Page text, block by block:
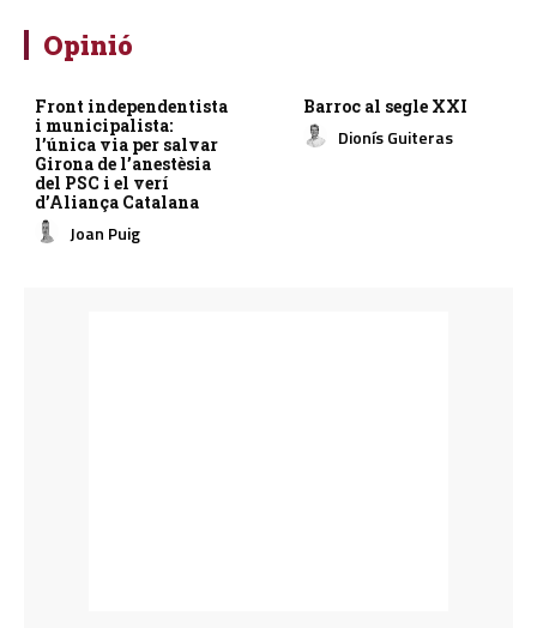
Opinió
Front independentista
i municipalista:
l’única via per salvar
Girona de l’anestèsia
del PSC i el verí
d’Aliança Catalana
Joan Puig
Barroc al segle XXI
Dionís Guiteras